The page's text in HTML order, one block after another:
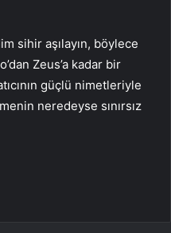
sihir aşılayın, böylece
Zeus’a kadar bir
güçlü nimetleriyle
neredeyse sınırsız